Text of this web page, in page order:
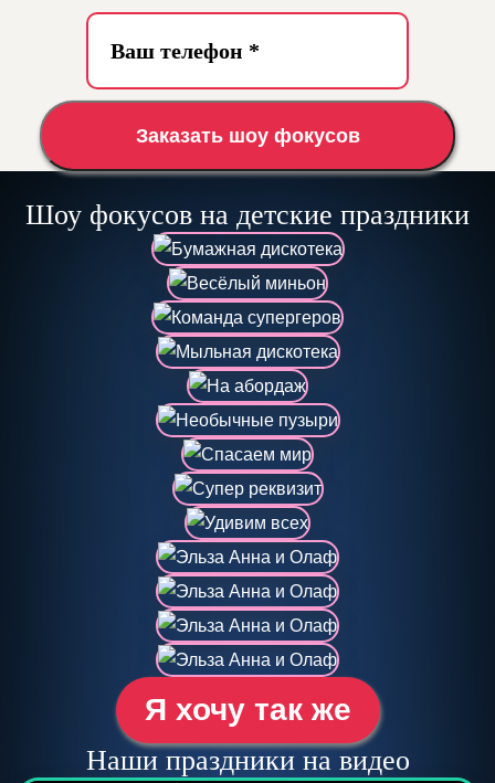
Заказать шоу фокусов
Шоу фокусов на детские праздники
Я хочу так же
Наши праздники на видео